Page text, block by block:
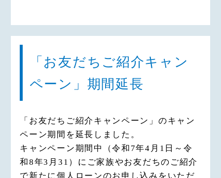
「お友だちご紹介キャン
ペーン」期間延長
「お友だちご紹介キャンペーン」のキャン
ペーン期間を延長しました。
キャンペーン期間中（令和7年4月1日～令
和8年3月31）にご家族やお友だちのご紹介
で新たに個人ローンのお申し込みをいただ